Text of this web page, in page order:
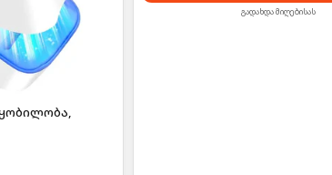
გადახდა მიღებისას